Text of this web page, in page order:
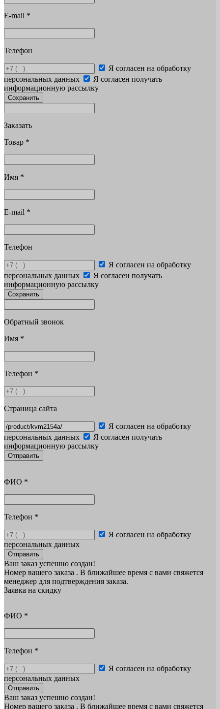
E-mail *
Телефон
Я согласен на обработку
персональных данных
Я согласен получать
информационную рассылку
Сохранить
Заказать
Товар *
Имя *
E-mail *
Телефон
Я согласен на обработку
персональных данных
Я согласен получать
информационную рассылку
Сохранить
Обратный звонок
Имя *
Телефон *
Страница сайта
Я согласен на обработку
персональных данных
Я согласен получать
информационную рассылку
Отправить
ФИО *
Телефон *
Я согласен на обработку
персональных данных
Отправить
Ваш заказ успешно создан!
Номер вашего заказа . В ближайшее время с вами свяжется
менеджер для подтверждения заказа.
Заявка на скидку
ФИО *
Телефон *
Я согласен на обработку
персональных данных
Отправить
Ваш заказ успешно создан!
Номер вашего заказа . В ближайшее время с вами свяжется